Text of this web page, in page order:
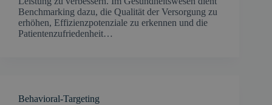
Benchmarking dazu, die Qualität der Versorgung zu
erhöhen, Effizienzpotenziale zu erkennen und die
Patientenzufriedenheit…
Behavioral-Targeting